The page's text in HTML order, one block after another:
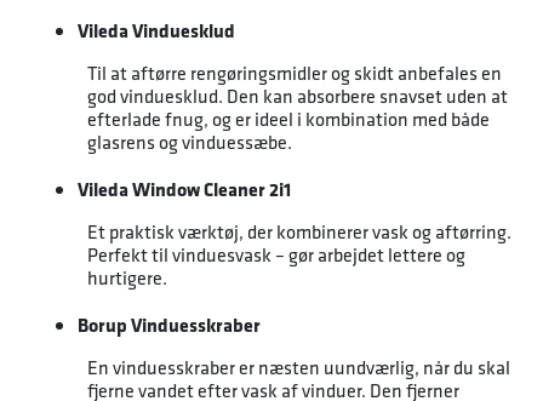
Vileda Vinduesklud
Til at aftørre rengøringsmidler og skidt anbefales en
god vinduesklud. Den kan absorbere snavset uden at
efterlade fnug, og er ideel i kombination med både
glasrens og vinduessæbe.
Vileda Window Cleaner 2i1
Et praktisk værktøj, der kombinerer vask og aftørring.
Perfekt til vinduesvask – gør arbejdet lettere og
hurtigere.
Borup Vinduesskraber
En vinduesskraber er næsten uundværlig, når du skal
fjerne vandet efter vask af vinduer. Den fjerner